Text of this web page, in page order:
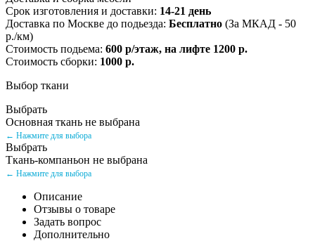
Срок изготовления и доставки: 14-21 день
Доставка по Москве до подьезда: Бесплатно (За МКАД - 50
р./км)
Стоимость подьема: 600 р/этаж, на лифте 1200 р.
Стоимость сборки: 1000 р.
Выбор ткани
Выбрать
Основная ткань не выбрана
← Нажмите для выбора
Выбрать
Ткань-компаньон не выбрана
← Нажмите для выбора
Описание
Отзывы о товаре
Задать вопрос
Дополнительно